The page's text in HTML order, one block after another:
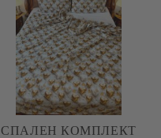
СПАЛЕН КОМПЛЕКТ